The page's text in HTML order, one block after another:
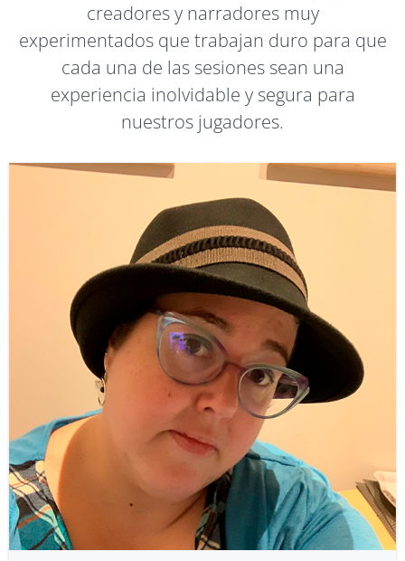
creadores y narradores muy
experimentados que trabajan duro para que
cada una de las sesiones sean una
experiencia inolvidable y segura para
nuestros jugadores.